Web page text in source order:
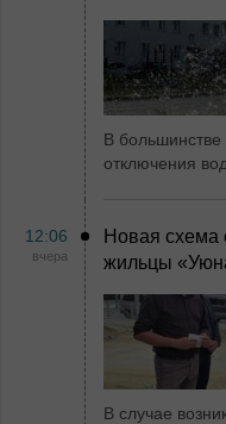
В
отключения
12:06
вчера
Новая схема
жильцы
В случае